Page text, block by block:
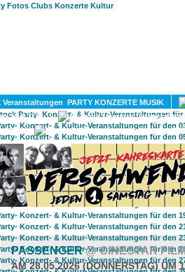
PARTY KONZERTE MUSIK
KULTUR
GAY
PASSENGER@ CINESTAR
AM 28.05.2026 (DONNERSTAG) UM